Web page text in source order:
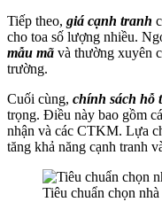
Tiếp theo, giá cạnh tranh
cho toa số lượng nhiều.
mẫu mã và thường xuyên
trường.
Cuối cùng, chính sách hỗ
trọng. Điều này bao gồm
nhận và các CTKM. Lựa
tăng khả năng cạnh tranh
Tiêu chuẩn chọn